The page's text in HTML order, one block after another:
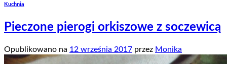
Kuchnia
Pieczone pierogi orkiszowe z soczewicą
Opublikowano na 12 września 2017 przez Monika